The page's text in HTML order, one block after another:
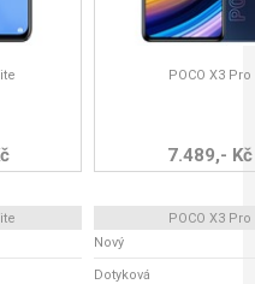
POCO X3 Pro
7.489,- Kč
POCO X3 Pro
Nový
Dotyková